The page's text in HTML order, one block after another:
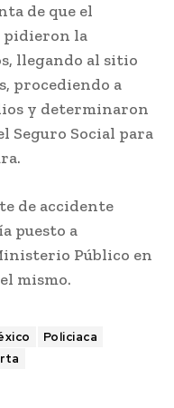
de que el
pidieron la
llegando al sitio
procediendo a
y determinaron
Seguro Social para
de accidente
puesto a
Público en
mismo.
Policiaca